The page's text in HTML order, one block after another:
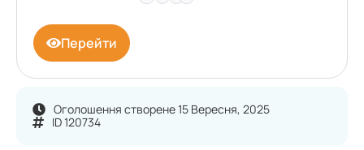
Оголошення створене 15 Вересня, 2025
ID 120734
Перейти